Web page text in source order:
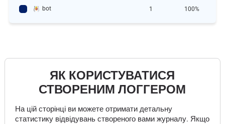
bot 1 100%
ЯК КОРИСТУВАТИСЯ
СТВОРЕНИМ ЛОГГЕРОМ
На цій сторінці ви можете отримати детальну
статистику відвідувань створеного вами журналу. Якщо